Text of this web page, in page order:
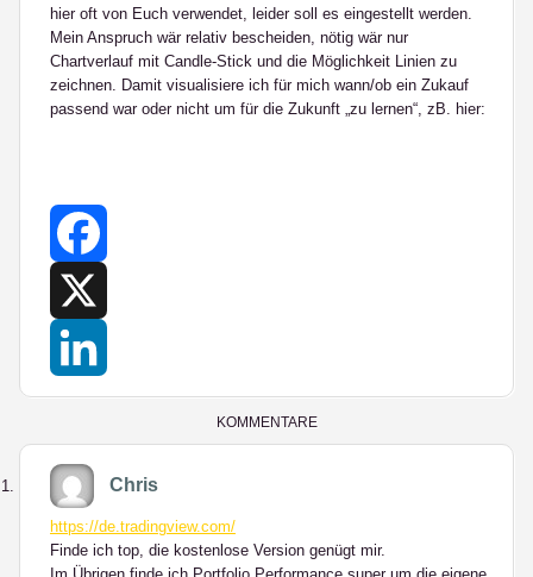
hier oft von Euch verwendet, leider soll es eingestellt werden.
Mein Anspruch wär relativ bescheiden, nötig wär nur
Chartverlauf mit Candle-Stick und die Möglichkeit Linien zu
zeichnen. Damit visualisiere ich für mich wann/ob ein Zukauf
passend war oder nicht um für die Zukunft „zu lernen“, zB. hier:
Facebook
KOMMENTARE
Chris
https://de.tradingview.com/
Finde ich top, die kostenlose Version genügt mir.